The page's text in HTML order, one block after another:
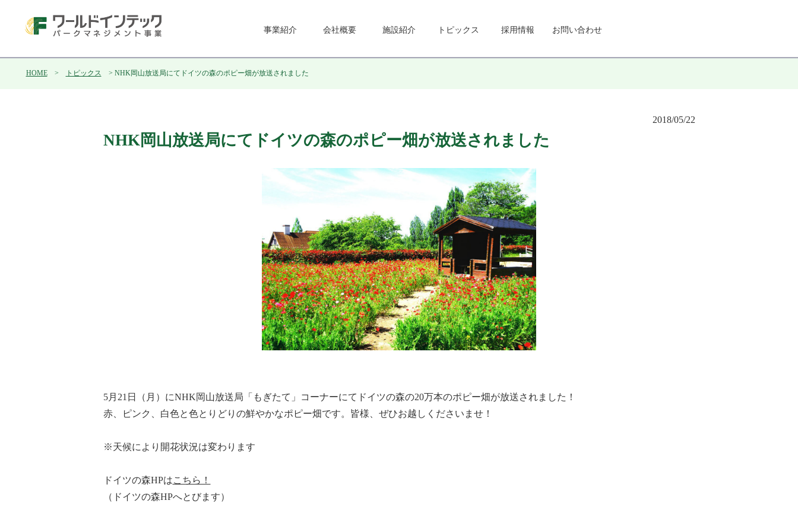
事業紹介 会社概要 施設紹介 トピックス 採用情報 お問い合わせ
HOME> トピックス > NHK岡山放送局にてドイツの森のポピー畑が放送されました
2018/05/22
NHK岡山放送局にてドイツの森のポピー畑が放送されました
5月21日（月）にNHK岡山放送局「もぎたて」コーナーにてドイツの森の20万本のポピー畑が放送されました！
赤、ピンク、白色と色とりどりの鮮やかなポピー畑です。皆様、ぜひお越しくださいませ！
※天候により開花状況は変わります
ドイツの森HPはこちら！
（ドイツの森HPへとびます）